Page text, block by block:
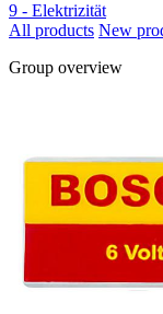
9 - Elektrizität
All products New
Group overview